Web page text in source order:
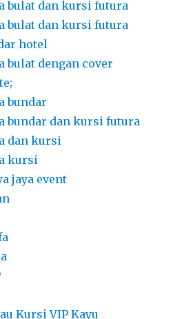
bulat dan kursi futura
bulat dan kursi futura
hotel
bulat dengan cover
bundar
bundar dan kursi futura
dan kursi
kursi
jaya event
Kursi VIP Kayu